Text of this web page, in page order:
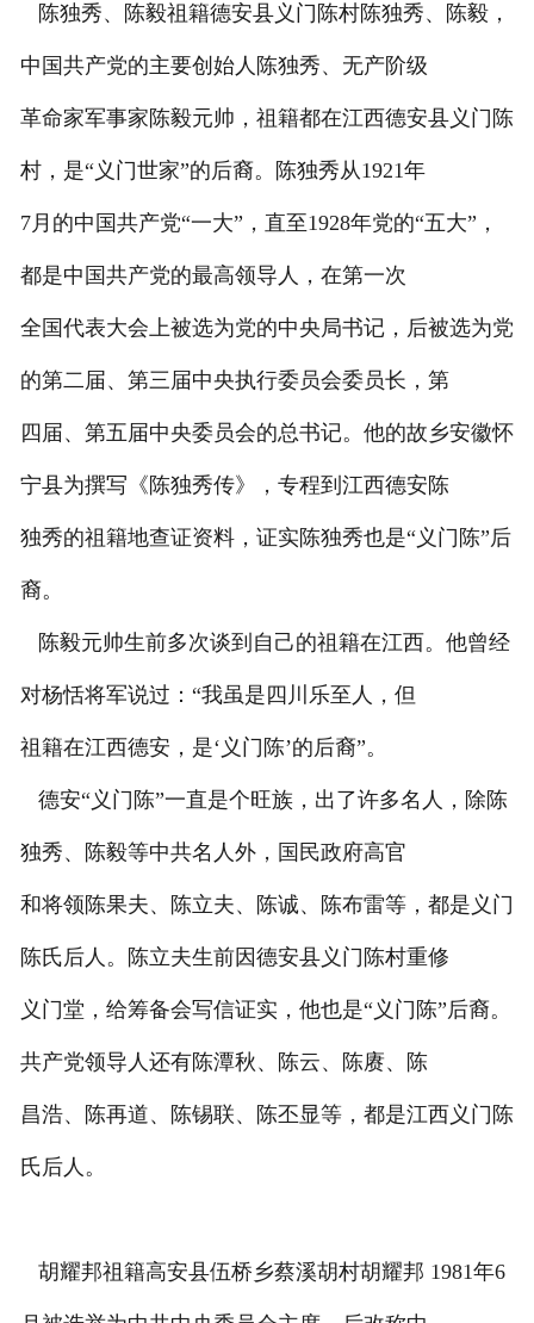
陈独秀、陈毅祖籍德安县义门陈村陈独秀、陈毅，
中国共产党的主要创始人陈独秀、无产阶级
革命家军事家陈毅元帅，祖籍都在江西德安县义门陈
村，是“义门世家”的后裔。陈独秀从1921年
7月的中国共产党“一大”，直至1928年党的“五大”，
都是中国共产党的最高领导人，在第一次
全国代表大会上被选为党的中央局书记，后被选为党
的第二届、第三届中央执行委员会委员长，第
四届、第五届中央委员会的总书记。他的故乡安徽怀
宁县为撰写《陈独秀传》，专程到江西德安陈
独秀的祖籍地查证资料，证实陈独秀也是“义门陈”后
裔。
陈毅元帅生前多次谈到自己的祖籍在江西。他曾经
对杨恬将军说过：“我虽是四川乐至人，但
祖籍在江西德安，是‘义门陈’的后裔”。
德安“义门陈”一直是个旺族，出了许多名人，除陈
独秀、陈毅等中共名人外，国民政府高官
和将领陈果夫、陈立夫、陈诚、陈布雷等，都是义门
陈氏后人。陈立夫生前因德安县义门陈村重修
义门堂，给筹备会写信证实，他也是“义门陈”后裔。
共产党领导人还有陈潭秋、陈云、陈赓、陈
昌浩、陈再道、陈锡联、陈丕显等，都是江西义门陈
氏后人。
胡耀邦祖籍高安县伍桥乡蔡溪胡村胡耀邦 1981年6